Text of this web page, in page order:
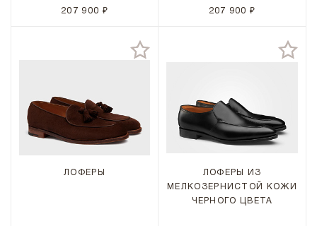
207 900 ₽ 207 900 ₽
ЛОФЕРЫ
ЛОФЕРЫ ИЗ
МЕЛКОЗЕРНИСТОЙ КОЖИ
ЧЕРНОГО ЦВЕТА